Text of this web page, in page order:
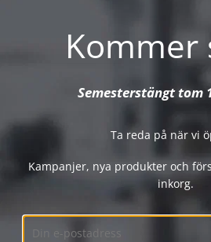
Kommer
Semesterstängt tom
Ta reda på när vi
Kampanjer, nya produkter och
inkorg.